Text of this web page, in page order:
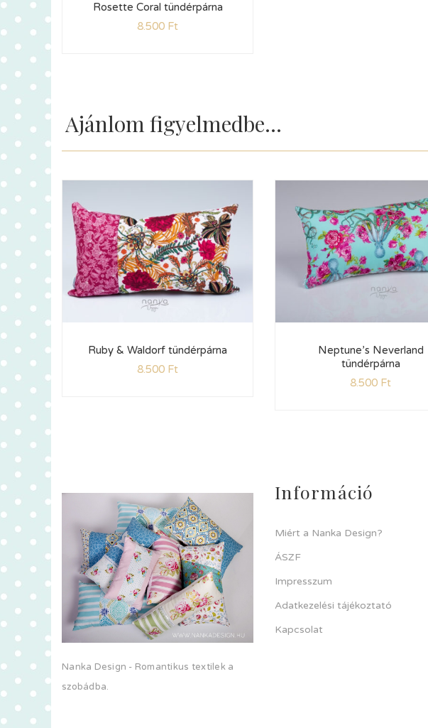
Rosette Coral tündérpárna
8.500 Ft
Ajánlom figyelmedbe...
Ruby & Waldorf tündérpárna
8.500 Ft
Neptune’s Neverland
tündérpárna
8.500 Ft
Nanka Design - Romantikus textilek a
szobádba.
Információ
Miért a Nanka Design?
ÁSZF
Impresszum
Adatkezelési tájékoztató
Kapcsolat